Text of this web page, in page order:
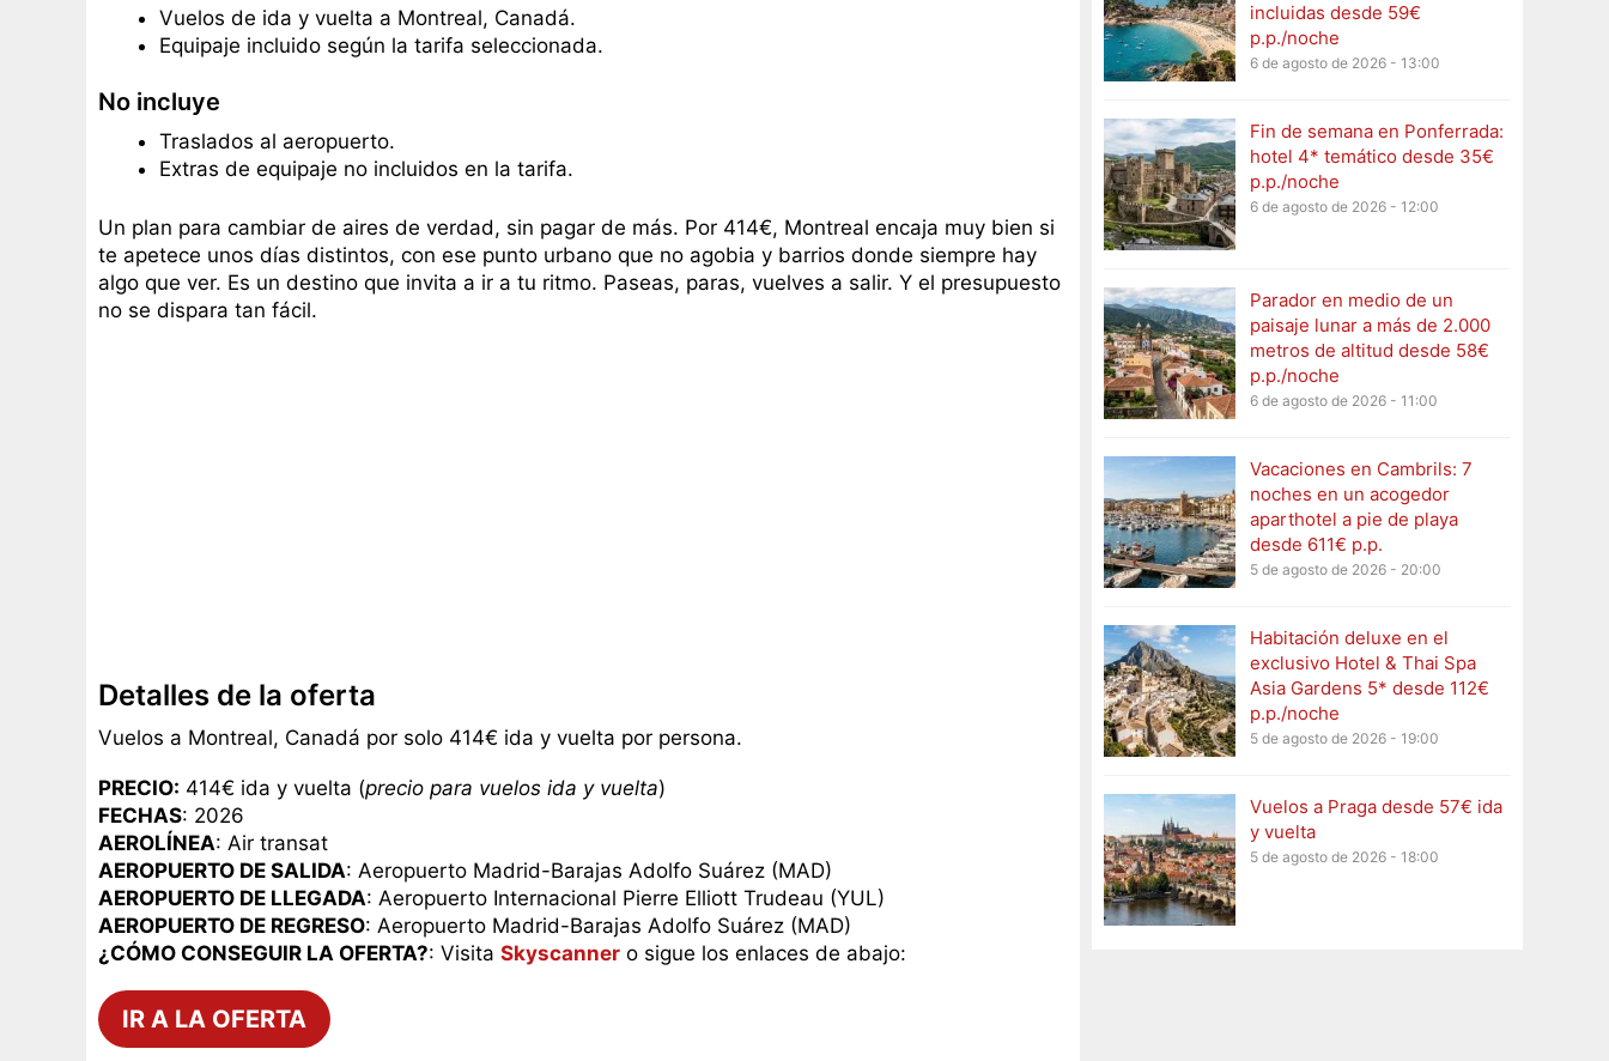
Vuelos de ida y vuelta a Montreal, Canadá.
Equipaje incluido según la tarifa seleccionada.
No incluye
Traslados al aeropuerto.
Extras de equipaje no incluidos en la tarifa.
Un plan para cambiar de aires de verdad, sin pagar de más. Por 414€, Montreal encaja muy bien si
te apetece unos días distintos, con ese punto urbano que no agobia y barrios donde siempre hay
algo que ver. Es un destino que invita a ir a tu ritmo. Paseas, paras, vuelves a salir. Y el presupuesto
no se dispara tan fácil.
Detalles de la oferta
Vuelos a Montreal, Canadá por solo 414€ ida y vuelta por persona.
PRECIO: 414€ ida y vuelta (precio para vuelos ida y vuelta)
FECHAS: 2026
AEROLÍNEA: Air transat
AEROPUERTO DE SALIDA: Aeropuerto Madrid-Barajas Adolfo Suárez (MAD)
AEROPUERTO DE LLEGADA: Aeropuerto Internacional Pierre Elliott Trudeau (YUL)
AEROPUERTO DE REGRESO: Aeropuerto Madrid-Barajas Adolfo Suárez (MAD)
¿CÓMO CONSEGUIR LA OFERTA?: Visita Skyscanner o sigue los enlaces de abajo:
IR A LA OFERTA
incluidas desde 59€
p.p./noche
6 de agosto de 2026 - 13:00
Fin de semana en Ponferrada:
hotel 4* temático desde 35€
p.p./noche
6 de agosto de 2026 - 12:00
Parador en medio de un
paisaje lunar a más de 2.000
metros de altitud desde 58€
p.p./noche
6 de agosto de 2026 - 11:00
Vacaciones en Cambrils: 7
noches en un acogedor
aparthotel a pie de playa
desde 611€ p.p.
5 de agosto de 2026 - 20:00
Habitación deluxe en el
exclusivo Hotel & Thai Spa
Asia Gardens 5* desde 112€
p.p./noche
5 de agosto de 2026 - 19:00
Vuelos a Praga desde 57€ ida
y vuelta
5 de agosto de 2026 - 18:00